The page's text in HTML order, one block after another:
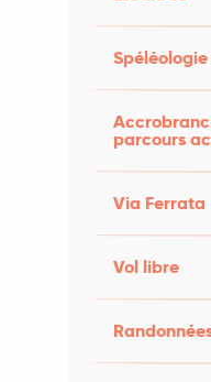
Spéléologie
parcours
Via Ferrata
Vol libre